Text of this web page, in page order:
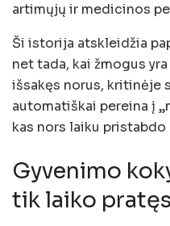
artimųjų ir medicinos
Ši istorija atskleidžia
net tada, kai žmogus
išsakęs norus, kritinėje
automatiškai pereina į
kas nors laiku pristabdo
Gyvenimo
tik laiko